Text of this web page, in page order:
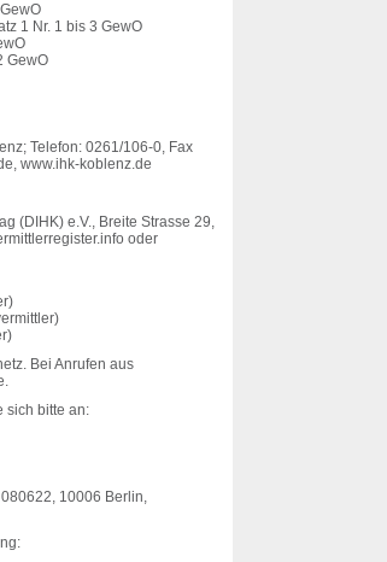
1 Nr. 1 bis 3 GewO
GewO
Telefon: 0261/106-0, Fax
www.ihk-koblenz.de
(DIHK) e.V., Breite Strasse 29,
oder
Bei Anrufen aus
sich bitte an:
10006 Berlin,